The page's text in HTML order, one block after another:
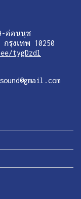
อ่อนนุช
กรุงเทพ 10250
tygDzdl